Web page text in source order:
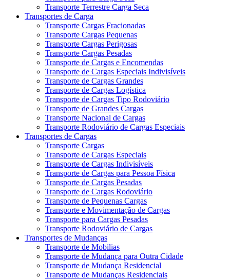
Transporte Terrestre Carga Seca
Transportes de Carga
Transporte Cargas Fracionadas
Transporte Cargas Pequenas
Transporte Cargas Perigosas
Transporte Cargas Pesadas
Transporte de Cargas e Encomendas
Transporte de Cargas Especiais Indivisíveis
Transporte de Cargas Grandes
Transporte de Cargas Logística
Transporte de Cargas Tipo Rodoviário
Transporte de Grandes Cargas
Transporte Nacional de Cargas
Transporte Rodoviário de Cargas Especiais
Transportes de Cargas
Transporte Cargas
Transporte de Cargas Especiais
Transporte de Cargas Indivisíveis
Transporte de Cargas para Pessoa Física
Transporte de Cargas Pesadas
Transporte de Cargas Rodoviário
Transporte de Pequenas Cargas
Transporte e Movimentação de Cargas
Transporte para Cargas Pesadas
Transporte Rodoviário de Cargas
Transportes de Mudanças
Transporte de Mobilias
Transporte de Mudança para Outra Cidade
Transporte de Mudança Residencial
Transporte de Mudanças Residenciais